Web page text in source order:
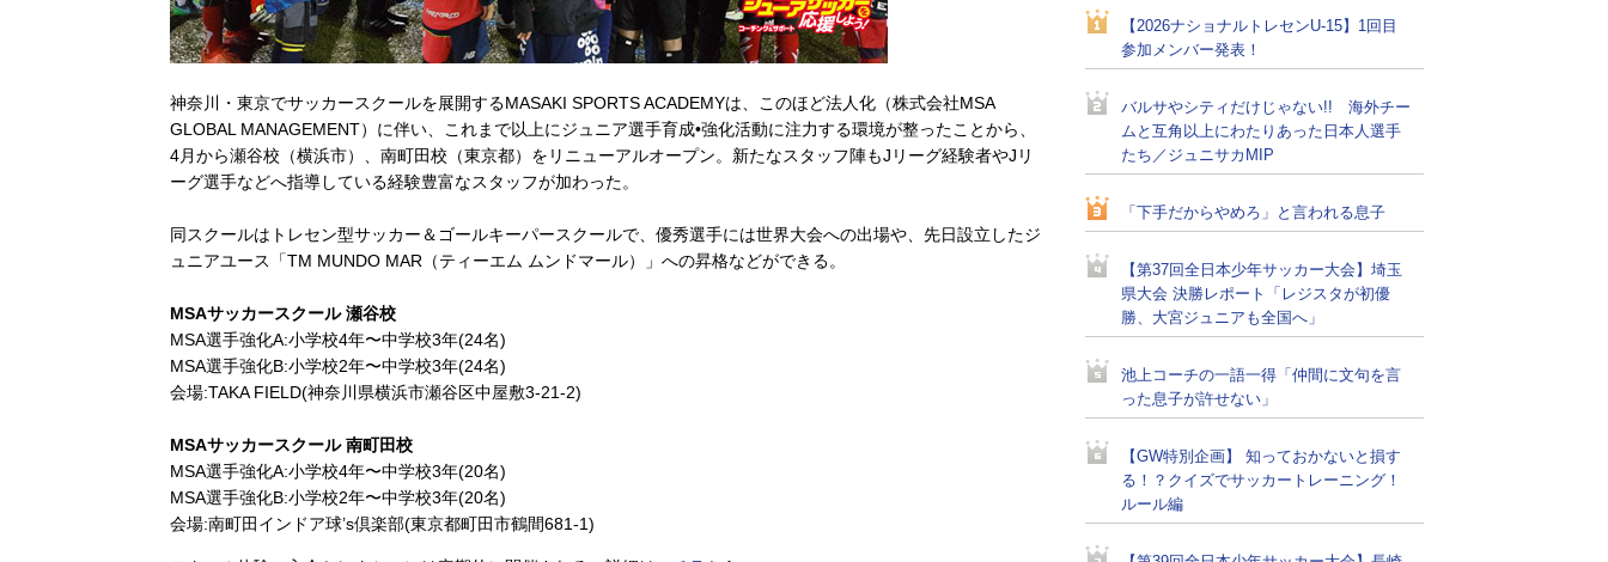
神奈川・東京でサッカースクールを展開するMASAKI SPORTS ACADEMYは、このほど法人化（株式会社MSA
GLOBAL MANAGEMENT）に伴い、これまで以上にジュニア選手育成•強化活動に注力する環境が整ったことから、
4月から瀬谷校（横浜市）、南町田校（東京都）をリニューアルオープン。新たなスタッフ陣もJリーグ経験者やJリ
ーグ選手などへ指導している経験豊富なスタッフが加わった。
同スクールはトレセン型サッカー＆ゴールキーパースクールで、優秀選手には世界大会への出場や、先日設立したジ
ュニアユース「TM MUNDO MAR（ティーエム ムンドマール）」への昇格などができる。
MSAサッカースクール 瀬谷校
MSA選手強化A:小学校4年〜中学校3年(24名)
MSA選手強化B:小学校2年〜中学校3年(24名)
会場:TAKA FIELD(神奈川県横浜市瀬谷区中屋敷3-21-2)
MSAサッカースクール 南町田校
MSA選手強化A:小学校4年〜中学校3年(20名)
MSA選手強化B:小学校2年〜中学校3年(20名)
会場:南町田インドア球’s倶楽部(東京都町田市鶴間681-1)
【2026ナショナルトレセンU-15】1回目
参加メンバー発表！
バルサやシティだけじゃない!! 海外チー
ムと互角以上にわたりあった日本人選手
たち／ジュニサカMIP
「下手だからやめろ」と言われる息子
【第37回全日本少年サッカー大会】埼玉
県大会 決勝レポート「レジスタが初優
勝、大宮ジュニアも全国へ」
池上コーチの一語一得「仲間に文句を言
った息子が許せない」
【GW特別企画】 知っておかないと損す
る！？クイズでサッカートレーニング！
ルール編